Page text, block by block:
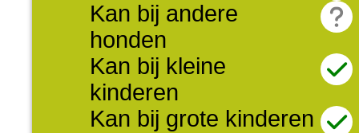
Kan bij andere
honden
Kan bij kleine
kinderen
Kan bij grote kinderen